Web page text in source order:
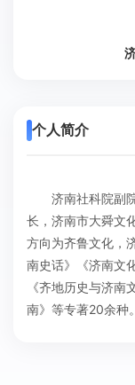
个人简介
济南社科院副
长，济南市大舜文
方向为齐鲁文化，
南史话》《济南文
《齐地历史与济
南》等专著20余种。